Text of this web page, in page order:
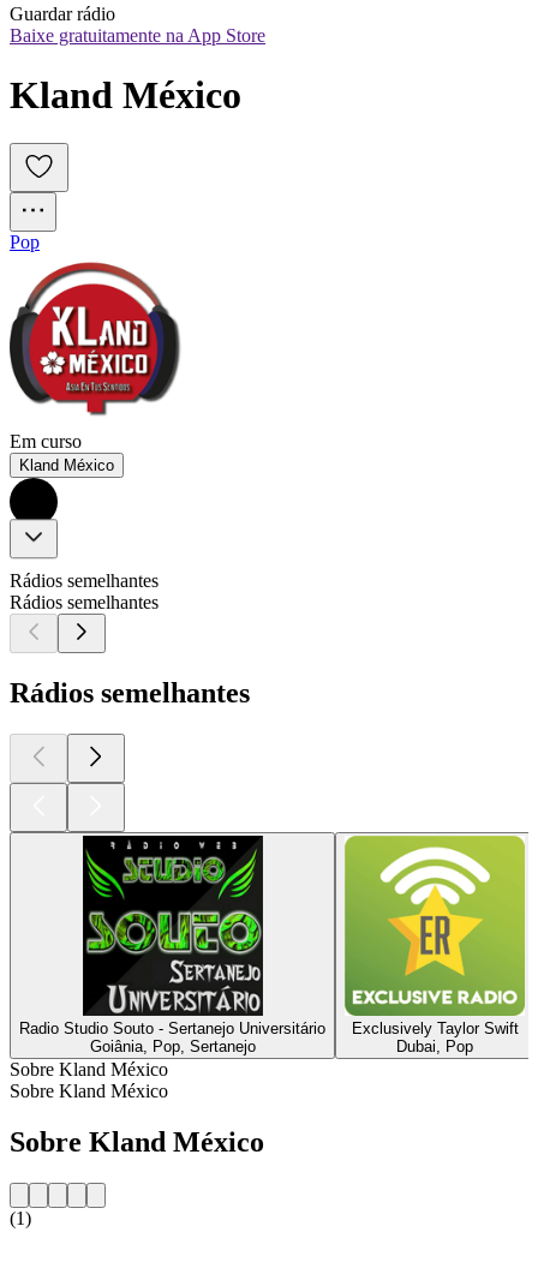
Guardar rádio
Baixe gratuitamente na App Store
Kland México
Pop
Em curso
Kland México
Rádios semelhantes
Rádios semelhantes
Rádios semelhantes
Radio Studio Souto - Sertanejo Universitário
Goiânia, Pop, Sertanejo
Exclusively Taylor Swift
Dubai, Pop
Sobre Kland México
Sobre Kland México
Sobre Kland México
(1)